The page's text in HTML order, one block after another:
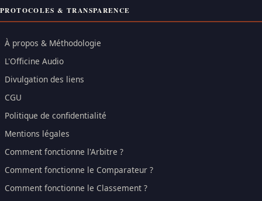
PROTOCOLES & TRANSPARENCE
À propos & Méthodologie
L'Officine Audio
Divulgation des liens
CGU
Politique de confidentialité
Mentions légales
Comment fonctionne l'Arbitre ?
Comment fonctionne le Comparateur ?
Comment fonctionne le Classement ?